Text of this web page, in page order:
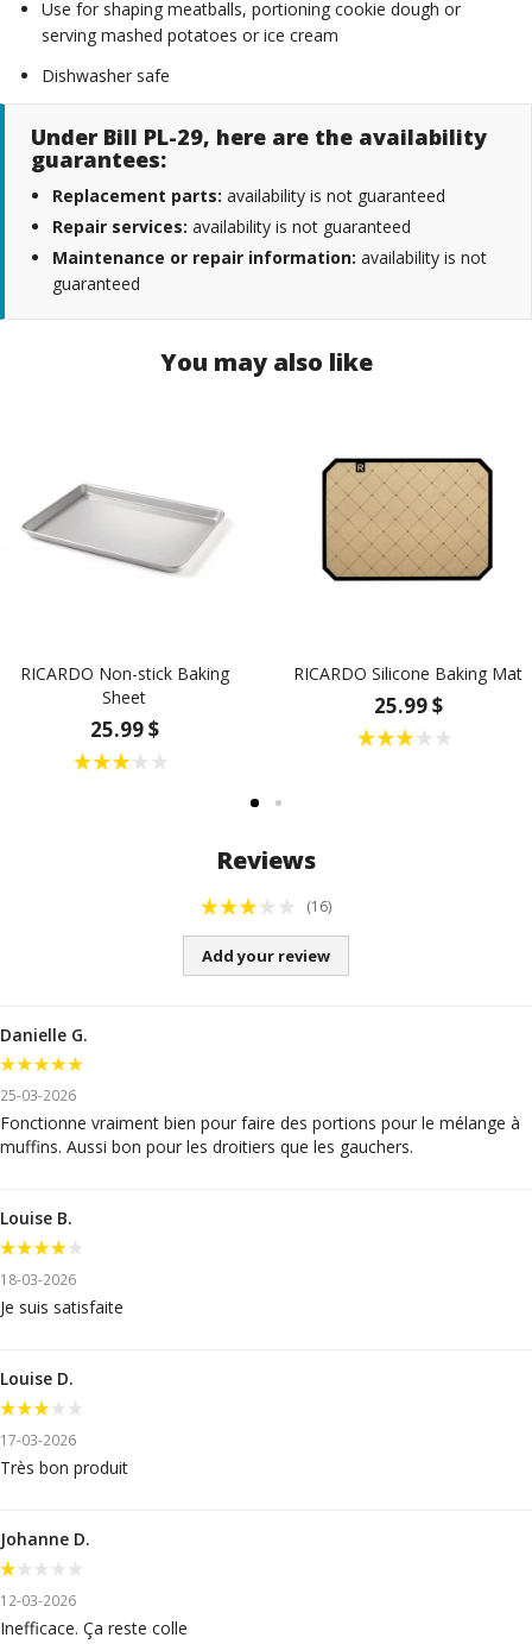
Use for shaping meatballs, portioning cookie dough or
serving mashed potatoes or ice cream
Dishwasher safe
Under Bill PL-29, here are the availability
guarantees:
Replacement parts: availability is not guaranteed
Repair services: availability is not guaranteed
Maintenance or repair information: availability is not
guaranteed
You may also like
RICARDO Non-stick Baking
Sheet
25.99 $
RICARDO Silicone Baking Mat
25.99 $
Reviews
(16)
Add your review
Danielle G.
25-03-2026
Fonctionne vraiment bien pour faire des portions pour le mélange à
muffins. Aussi bon pour les droitiers que les gauchers.
Louise B.
18-03-2026
Je suis satisfaite
Louise D.
17-03-2026
Très bon produit
Johanne D.
12-03-2026
Inefficace. Ça reste colle